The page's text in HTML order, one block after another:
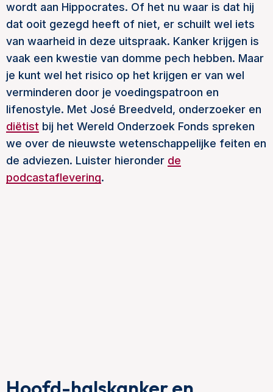
wordt aan Hippocrates. Of het nu waar is dat hij
dat ooit gezegd heeft of niet, er schuilt wel iets
van waarheid in deze uitspraak. Kanker krijgen is
vaak een kwestie van domme pech hebben. Maar
je kunt wel het risico op het krijgen er van wel
verminderen door je voedingspatroon en
lifenostyle. Met José Breedveld, onderzoeker en
diëtist bij het Wereld Onderzoek Fonds spreken
we over de nieuwste wetenschappelijke feiten en
de adviezen. Luister hieronder de
podcastaflevering.